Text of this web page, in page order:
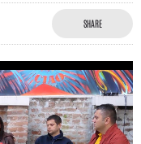
SHARE